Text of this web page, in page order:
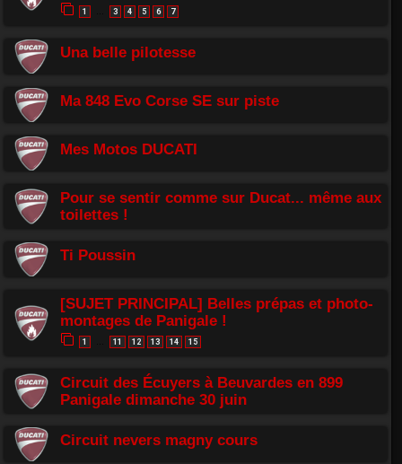
1 3 4 5 6 7
Una belle pilotesse
Ma 848 Evo Corse SE sur piste
Mes Motos DUCATI
Pour se sentir comme sur Ducat... même aux
toilettes !
Ti Poussin
[SUJET PRINCIPAL] Belles prépas et photo-
montages de Panigale !
1 11 12 13 14 15
Circuit des Écuyers à Beuvardes en 899
Panigale dimanche 30 juin
Circuit nevers magny cours